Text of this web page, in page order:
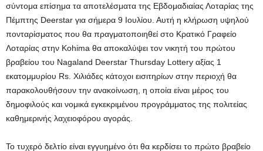
σύντομα επίσημα τα αποτελέσματα της Εβδομαδιαίας Λοταρίας της
Πέμπτης Deerstar για σήμερα 9 Ιουλίου. Αυτή η κλήρωση υψηλού
πονταρίσματος που θα πραγματοποιηθεί στο Κρατικό Γραφείο
Λοταρίας στην Kohima θα αποκαλύψει τον νικητή του πρώτου
βραβείου του Nagaland Deerstar Thursday Lottery αξίας 1
εκατομμυρίου Rs. Χιλιάδες κάτοχοι εισιτηρίων στην περιοχή θα
παρακολουθήσουν την ανακοίνωση, η οποία είναι μέρος του
δημοφιλούς και νομικά εγκεκριμένου προγράμματος της πολιτείας
καθημερινής λαχειοφόρου αγοράς.
Το τυχερό δελτίο είναι εγγυημένο ότι θα κερδίσει το πρώτο βραβείο